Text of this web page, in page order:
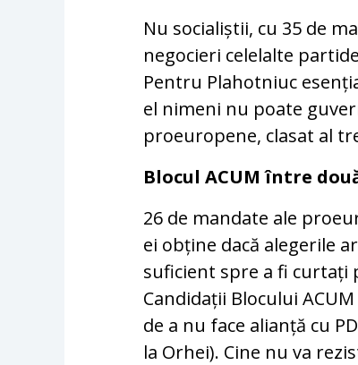
Nu socialiștii, cu 35 de
negocieri celelalte
Pentru Plahotniuc
el nimeni nu poate
proeuropene, clasat al
Blocul ACUM între
26 de mandate ale
ei obține dacă alegerile
suficient spre a fi curtați
Candidații Blocului
de a nu face alianță cu
la Orhei). Cine nu va